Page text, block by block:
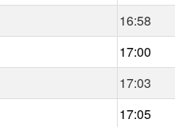
16:58
17:00
17:03
17:05